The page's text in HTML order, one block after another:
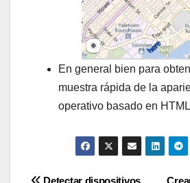
En general bien para
muestra rápida de la
operativo basado en